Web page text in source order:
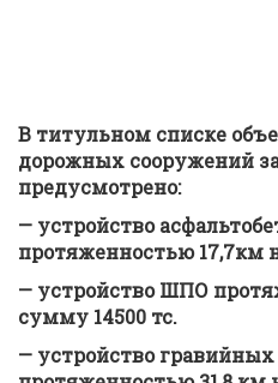
В титульном списке
дорожных сооружений за
предусмотрено:
— устройство
протяженностью 17,7км
— устройство ШПО
сумму 14500 тс.
— устройство